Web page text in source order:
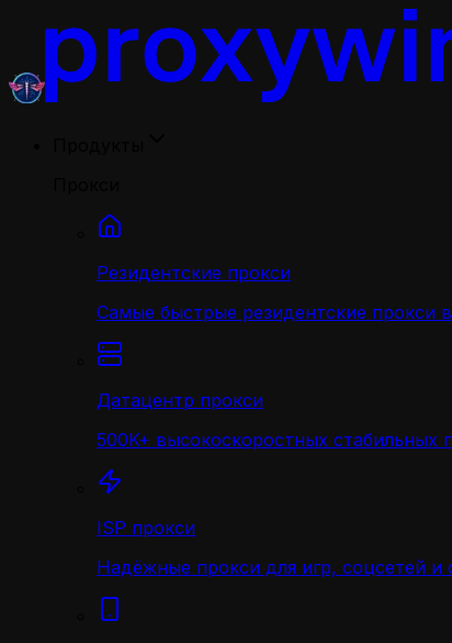
Резидентские прокси
Самые быстрые резидентские прокси
Датацентр прокси
500K+ высокоскоростных стабильных
ISP прокси
Надёжные прокси для игр, соцсетей и